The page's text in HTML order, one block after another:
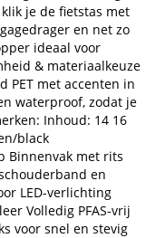
je de fietstas met
en net zo
ideaal voor
& materiaalkeuze
PET met accenten in
waterproof, zodat je
Inhoud: 14 16
black
Binnenvak met rits
en
LED-verlichting
Volledig PFAS-vrij
voor snel en stevig